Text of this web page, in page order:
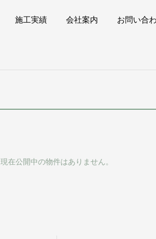
施工実績 会社案内 お問い合
現在公開中の物件はありません。